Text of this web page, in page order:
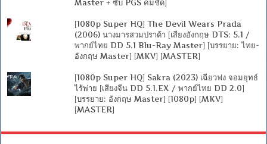
Master + ซับ PGS คมชัด]
[1080p Super HQ] The Devil Wears Prada
(2006) นางมารสวมปราด้า [เสียงอังกฤษ DTS: 5.1 /
พากย์ไทย DD 5.1 Blu-Ray Master] [บรรยาย: ไทย-
อังกฤษ Master] [MKV] [MASTER]
[1080p Super HQ] Sakra (2023) เฉียวฟง จอมยุทธ์
ไร้พ่าย [เสียงจีน DD 5.1.EX / พากย์ไทย DD 2.0]
[บรรยาย: อังกฤษ Master] [1080p] [MKV]
[MASTER]